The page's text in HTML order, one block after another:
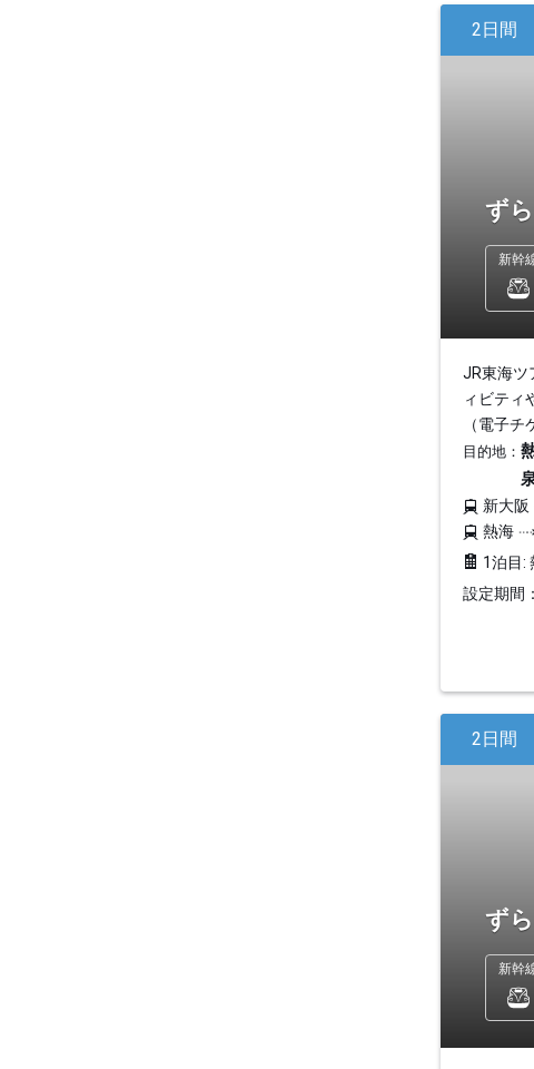
2日間
ず
新幹
JR東海ツ
ィビティ
（電子
目的地：
新大阪
熱海
1泊目:
設定期間
2日間
ず
新幹